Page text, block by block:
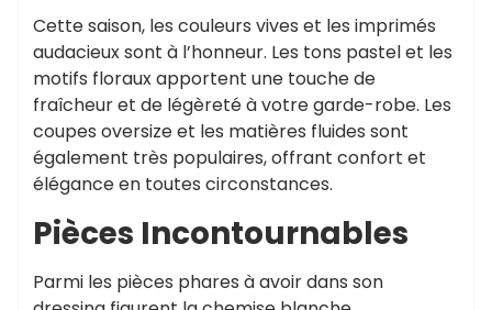
Cette saison, les couleurs vives et les imprimés
audacieux sont à l’honneur. Les tons pastel et les
motifs floraux apportent une touche de
fraîcheur et de légèreté à votre garde-robe. Les
coupes oversize et les matières fluides sont
également très populaires, offrant confort et
élégance en toutes circonstances.
Pièces Incontournables
Parmi les pièces phares à avoir dans son